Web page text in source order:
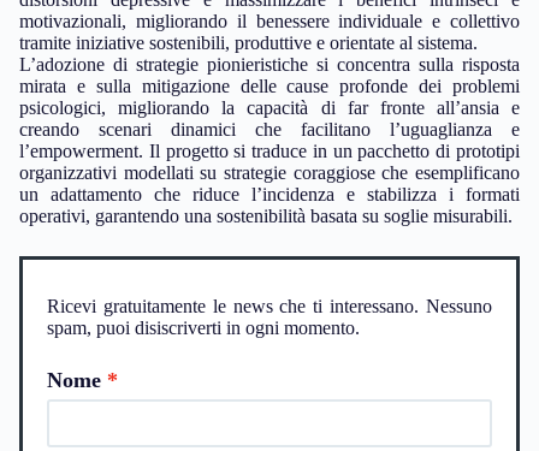
motivazionali, migliorando il benessere individuale e collettivo
tramite iniziative sostenibili, produttive e orientate al sistema.
L’adozione di strategie pionieristiche si concentra sulla risposta
mirata e sulla mitigazione delle cause profonde dei problemi
psicologici, migliorando la capacità di far fronte all’ansia e
creando scenari dinamici che facilitano l’uguaglianza e
l’empowerment. Il progetto si traduce in un pacchetto di prototipi
organizzativi modellati su strategie coraggiose che esemplificano
un adattamento che riduce l’incidenza e stabilizza i formati
operativi, garantendo una sostenibilità basata su soglie misurabili.
Ricevi gratuitamente le news che ti interessano. Nessuno
spam, puoi disiscriverti in ogni momento.
Nome